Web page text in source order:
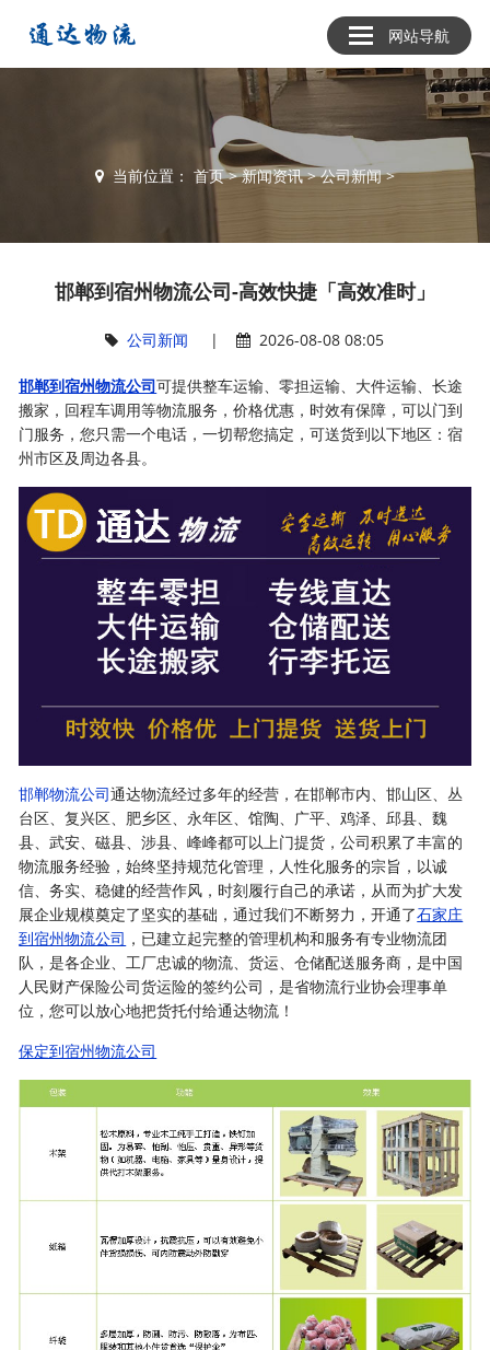
网站导航
当前位置： 首页>新闻资讯>公司新闻>
邯郸到宿州物流公司-高效快捷「高效准时」
公司新闻 | 2026-08-08 08:05
邯郸到宿州物流公司可提供整车运输、零担运输、大件运输、长途
搬家，回程车调用等物流服务，价格优惠，时效有保障，可以门到
门服务，您只需一个电话，一切帮您搞定，可送货到以下地区：宿
州市区及周边各县。
邯郸物流公司通达物流经过多年的经营，在邯郸市内、邯山区、丛
台区、复兴区、肥乡区、永年区、馆陶、广平、鸡泽、邱县、魏
县、武安、磁县、涉县、峰峰都可以上门提货，公司积累了丰富的
物流服务经验，始终坚持规范化管理，人性化服务的宗旨，以诚
信、务实、稳健的经营作风，时刻履行自己的承诺，从而为扩大发
展企业规模奠定了坚实的基础，通过我们不断努力，开通了石家庄
到宿州物流公司 ，已建立起完整的管理机构和服务有专业物流团
队，是各企业、工厂忠诚的物流、货运、仓储配送服务商，是中国
人民财产保险公司货运险的签约公司，是省物流行业协会理事单
位，您可以放心地把货托付给通达物流！
保定到宿州物流公司